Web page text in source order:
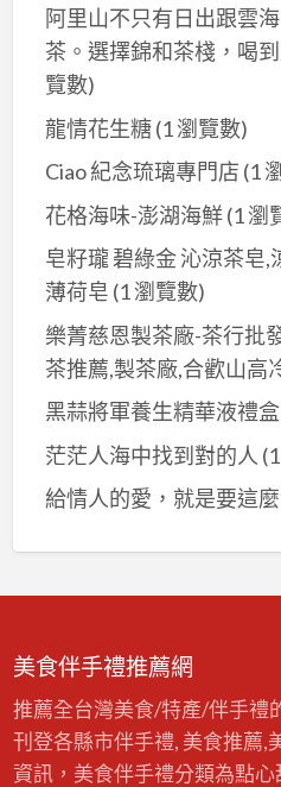
阿里山不只有日出跟雲
茶。選擇錦和茶棧，喝
覽數)
龍情花生糖(1 瀏覽數)
Ciao 紀念琉璃專門店 (1
花格海味-澎湖海鮮(1 瀏
皂籽瓏 碧綠金 沁涼茶皂,
薄荷皂 (1 瀏覽數)
樂菁慈恩製茶廠-茶行批
茶推薦,製茶廠,合歡山高
黑蒜將軍養生精華液禮
茫茫人海中找到對的人
給情人的愛，就是要這
美食伴手禮推薦網
推薦全台灣美食/特產/伴手禮
刊登各縣市伴手禮, 美食推薦,
資訊，美食伴手禮分類為點